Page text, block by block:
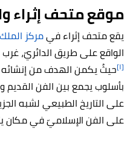
موقع متحف إثراء
يقع متحف إثراء فيمركز
الواقع على طريق الدائريّ،
[١] حيثُ يكمن الهدف من
بأسلوب يجمع بين الفن القديم
على التاريخ الطبيعي لشبه
على الفن الإسلاميّ في مكان